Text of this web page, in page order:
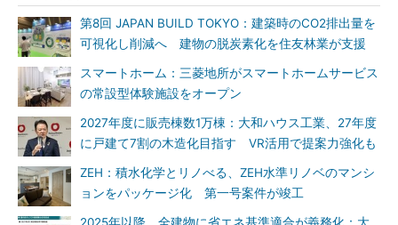
第8回 JAPAN BUILD TOKYO：建築時のCO2排出量を
可視化し削減へ 建物の脱炭素化を住友林業が支援
スマートホーム：三菱地所がスマートホームサービス
の常設型体験施設をオープン
2027年度に販売棟数1万棟：大和ハウス工業、27年度
に戸建て7割の木造化目指す VR活用で提案力強化も
ZEH：積水化学とリノべる、ZEH水準リノベのマンシ
ョンをパッケージ化 第一号案件が竣工